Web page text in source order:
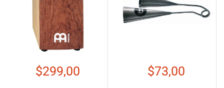
$299,00 $73,00